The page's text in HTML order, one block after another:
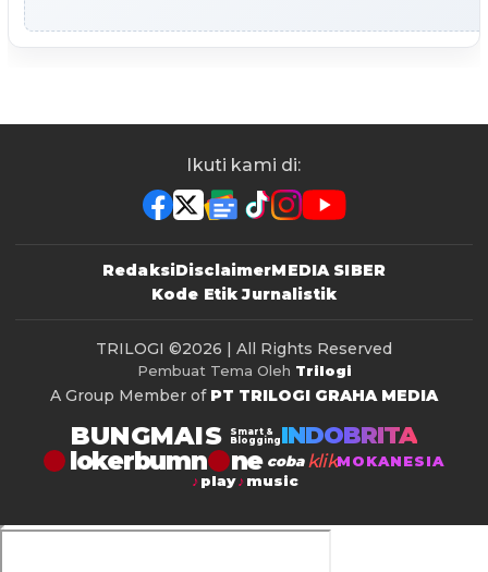
Ikuti kami di:
RedaksiDisclaimerMEDIA SIBER
Kode Etik Jurnalistik
TRILOGI ©2026 | All Rights Reserved
Pembuat Tema Oleh Trilogi
A Group Member of PT TRILOGI GRAHA MEDIA
BUNGMAIS
Smart &
Blogging INDOBRITA
lokerbumn coba klikMOKANESIA
play
music